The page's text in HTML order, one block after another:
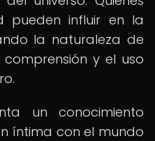
pueden influir en la
la naturaleza de
y el uso
un conocimiento
íntima con el mundo